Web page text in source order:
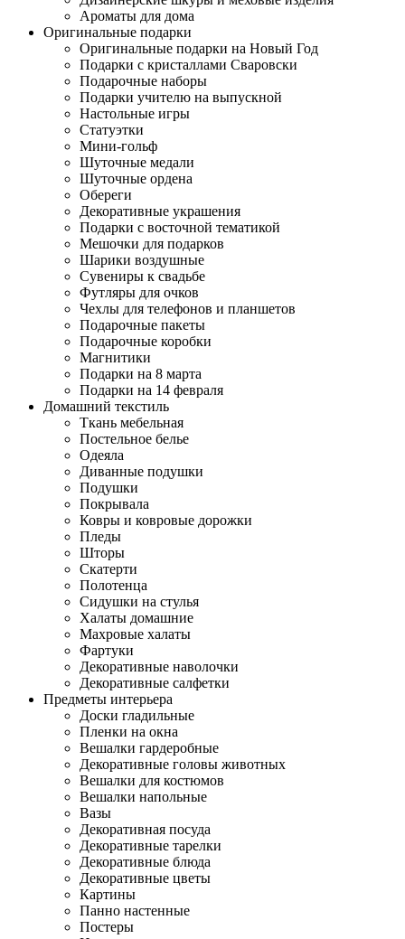
Ароматы для дома
Оригинальные подарки
Оригинальные подарки на Новый Год
Подарки с кристаллами Сваровски
Подарочные наборы
Подарки учителю на выпускной
Настольные игры
Статуэтки
Мини-гольф
Шуточные медали
Шуточные ордена
Обереги
Декоративные украшения
Подарки с восточной тематикой
Мешочки для подарков
Шарики воздушные
Сувениры к свадьбе
Футляры для очков
Чехлы для телефонов и планшетов
Подарочные пакеты
Подарочные коробки
Магнитики
Подарки на 8 марта
Подарки на 14 февраля
Домашний текстиль
Ткань мебельная
Постельное белье
Одеяла
Диванные подушки
Подушки
Покрывала
Ковры и ковровые дорожки
Пледы
Шторы
Скатерти
Полотенца
Сидушки на стулья
Халаты домашние
Махровые халаты
Фартуки
Декоративные наволочки
Декоративные салфетки
Предметы интерьера
Доски гладильные
Пленки на окна
Вешалки гардеробные
Декоративные головы животных
Вешалки для костюмов
Вешалки напольные
Вазы
Декоративная посуда
Декоративные тарелки
Декоративные блюда
Декоративные цветы
Картины
Панно настенные
Постеры